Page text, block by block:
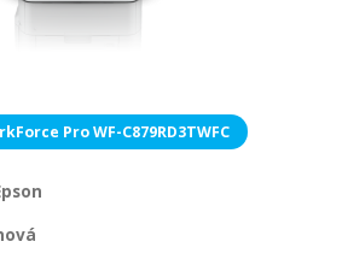
Pro WF-C879RD3TWFC